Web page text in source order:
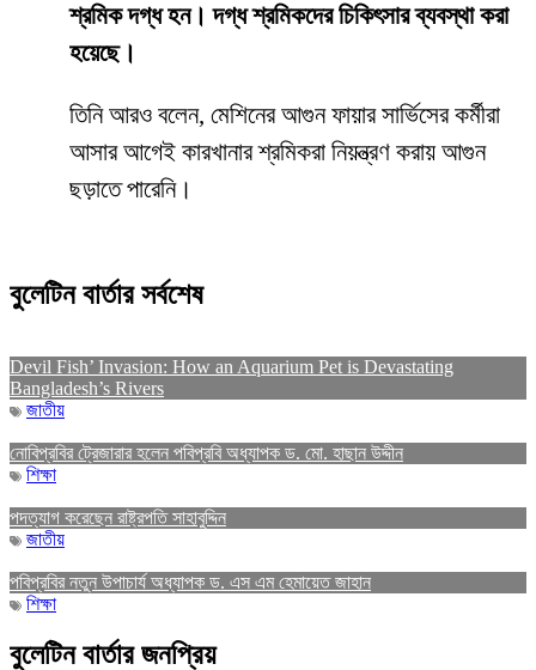
শ্রমিক দগ্ধ হন। দগ্ধ শ্রমিকদের চিকিৎসার ব্যবস্থা করা
হয়েছে।
তিনি আরও বলেন, মেশিনের আগুন ফায়ার সার্ভিসের কর্মীরা
আসার আগেই কারখানার শ্রমিকরা নিয়ন্ত্রণ করায় আগুন
ছড়াতে পারেনি।
বুলেটিন বার্তার সর্বশেষ
Devil Fish’ Invasion: How an Aquarium Pet is Devastating
Bangladesh’s Rivers
জাতীয়
নোবিপ্রবির ট্রেজারার হলেন পবিপ্রবি অধ্যাপক ড. মো. হাছান উদ্দীন
শিক্ষা
পদত্যাগ করেছেন রাষ্ট্রপতি সাহাবুদ্দিন
জাতীয়
পবিপ্রবির নতুন উপাচার্য অধ্যাপক ড. এস এম হেমায়েত জাহান
শিক্ষা
বুলেটিন বার্তার জনপ্রিয়